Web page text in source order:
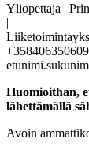
Yliopettaja |
|
+358406350609
Huomioithan,
lähettämällä
Avoin